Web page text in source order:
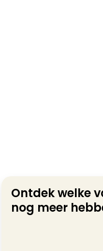
Ontdek welke
nog meer